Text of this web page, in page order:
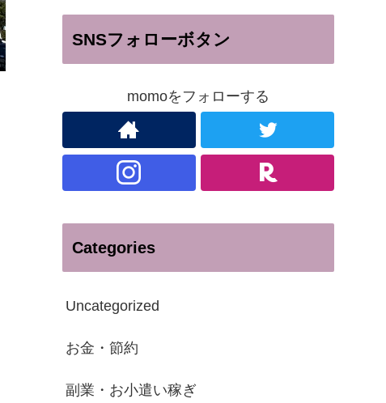
SNSフォローボタン
momoをフォローする
Categories
Uncategorized
お金・節約
副業・お小遣い稼ぎ